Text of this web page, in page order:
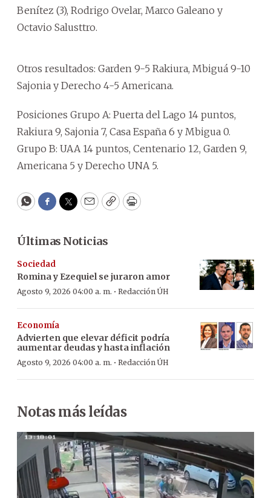
Benítez (3), Rodrigo Ovelar, Marco Galeano y
Octavio Salusttro.
Otros resultados: Garden 9-5 Rakiura, Mbiguá 9-10
Sajonia y Derecho 4-5 Americana.
Posiciones Grupo A: Puerta del Lago 14 puntos,
Rakiura 9, Sajonia 7, Casa España 6 y Mbigua 0.
Grupo B: UAA 14 puntos, Centenario 12, Garden 9,
Americana 5 y Derecho UNA 5.
WhatsApp
Facebook
Twitter
EmailCopyPrint
Últimas Noticias
Sociedad
Romina y Ezequiel se juraron amor
Agosto 9, 2026 04:00 a. m. · Redacción ÚH
Economía
Advierten que elevar déficit podría
aumentar deudas y hasta inflación
Agosto 9, 2026 04:00 a. m. · Redacción ÚH
Notas más leídas